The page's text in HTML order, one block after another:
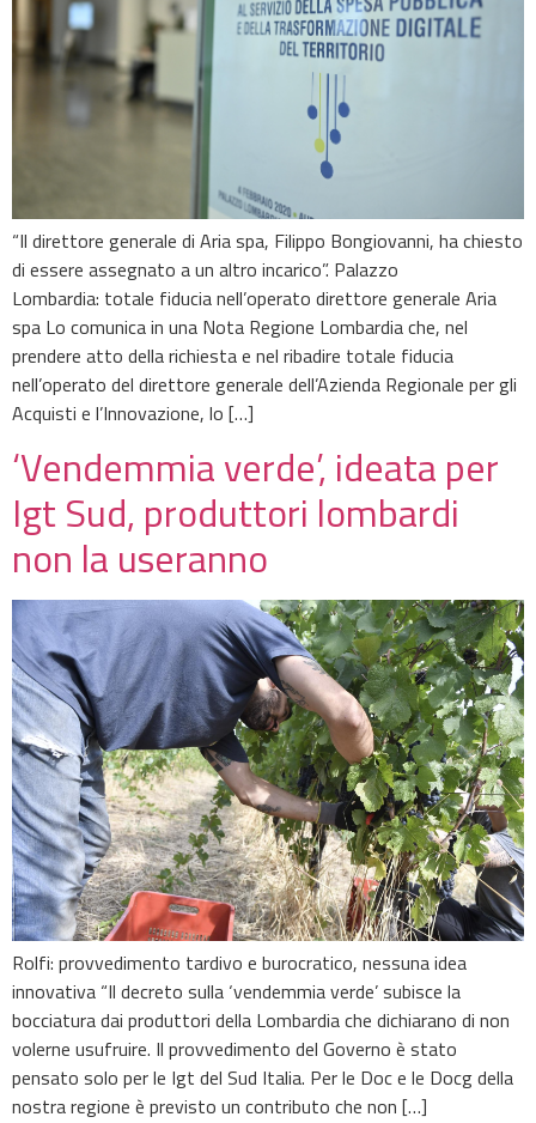
“Il direttore generale di Aria spa, Filippo Bongiovanni, ha chiesto
di essere assegnato a un altro incarico”. Palazzo
Lombardia: totale fiducia nell’operato direttore generale Aria
spa Lo comunica in una Nota Regione Lombardia che, nel
prendere atto della richiesta e nel ribadire totale fiducia
nell’operato del direttore generale dell’Azienda Regionale per gli
Acquisti e l’Innovazione, lo […]
‘Vendemmia verde’, ideata per
Igt Sud, produttori lombardi
non la useranno
Rolfi: provvedimento tardivo e burocratico, nessuna idea
innovativa “Il decreto sulla ‘vendemmia verde’ subisce la
bocciatura dai produttori della Lombardia che dichiarano di non
volerne usufruire. Il provvedimento del Governo è stato
pensato solo per le Igt del Sud Italia. Per le Doc e le Docg della
nostra regione è previsto un contributo che non […]